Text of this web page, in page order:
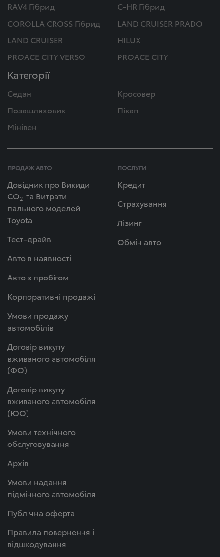
RAV4 Гібрид
C-HR Гібрид
COROLLA CROSS Гібрид
LAND CRUISER PRADO
LAND CRUISER
HILUX
PROACE CITY VERSO
PROACE CITY
Категорії
Седан
Кросовер
Позашляховик
Пікап
Мінівен
ПРОДАЖ АВТО
Довідник про Викиди
СО2 та Витрати
пального моделей
Toyota
Тест–драйв
Авто в наявності
Авто з пробігом
Корпоративні продажі
Умови продажу
автомобілів
Договір викупу
вживаного автомобіля
(ФО)
Договір викупу
вживаного автомобіля
(ЮО)
Умови технічного
обслуговування
Архів
Умови надання
підмінного автомобіля
Публічна оферта
Правила повернення і
відшкодування
ПОСЛУГИ
Кредит
Страхування
Лізинг
Обмін авто